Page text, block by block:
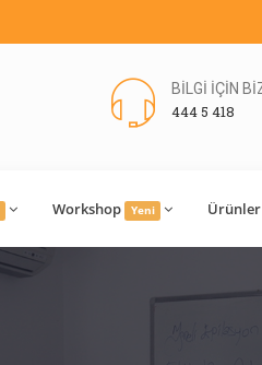
BİLGİ İÇİN
444 5 418
Workshop Yeni